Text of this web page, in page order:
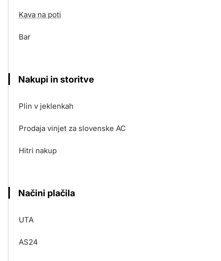
Kava na poti
Bar
Nakupi in storitve
Plin v jeklenkah
Prodaja vinjet za slovenske AC
Hitri nakup
Načini plačila
UTA
AS24